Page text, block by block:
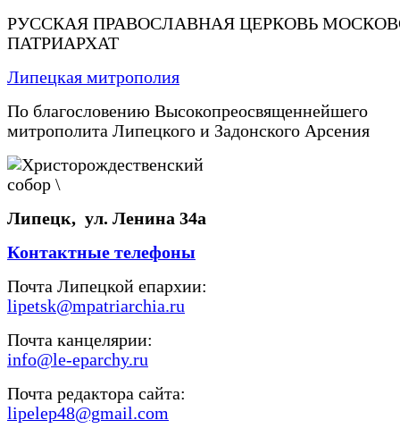
РУССКАЯ ПРАВОСЛАВНАЯ ЦЕРКОВЬ
ПАТРИАРХАТ
Липецкая митрополия
По благословению Высокопреосвященнейшего
митрополита Липецкого и Задонского Арсения
Липецк, ул. Ленина 34а
Контактные телефоны
Почта Липецкой епархии:
lipetsk@mpatriarchia.ru
Почта канцелярии:
info@le-eparchy.ru
Почта редактора сайта:
lipelep48@gmail.com